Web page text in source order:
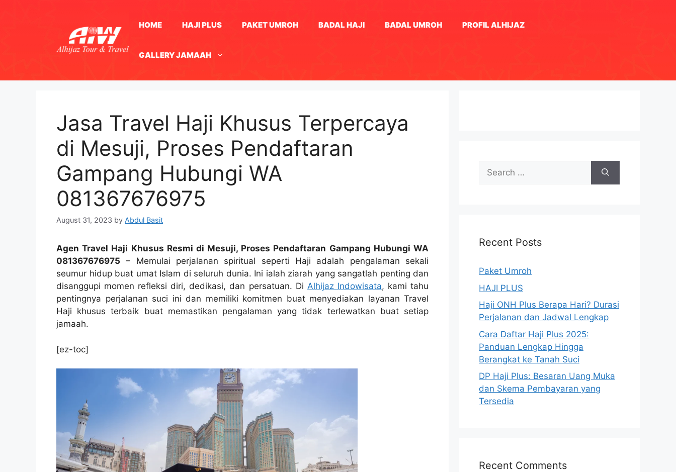
HOME HAJI PLUS PAKET UMROH BADAL HAJI BADAL UMROH PROFIL ALHIJAZ
GALLERY JAMAAH
Jasa Travel Haji Khusus Terpercaya
di Mesuji, Proses Pendaftaran
Gampang Hubungi WA
081367676975
August 31, 2023 by Abdul Basit
Agen Travel Haji Khusus Resmi di Mesuji, Proses Pendaftaran Gampang Hubungi WA
081367676975 – Memulai perjalanan spiritual seperti Haji adalah pengalaman sekali
seumur hidup buat umat Islam di seluruh dunia. Ini ialah ziarah yang sangatlah penting dan
disanggupi momen refleksi diri, dedikasi, dan persatuan. Di Alhijaz Indowisata, kami tahu
pentingnya perjalanan suci ini dan memiliki komitmen buat menyediakan layanan Travel
Haji khusus terbaik buat memastikan pengalaman yang tidak terlewatkan buat setiap
jamaah.
[ez-toc]
Search
for:
Recent Posts
Paket Umroh
HAJI PLUS
Haji ONH Plus Berapa Hari? Durasi
Perjalanan dan Jadwal Lengkap
Cara Daftar Haji Plus 2025:
Panduan Lengkap Hingga
Berangkat ke Tanah Suci
DP Haji Plus: Besaran Uang Muka
dan Skema Pembayaran yang
Tersedia
Recent Comments